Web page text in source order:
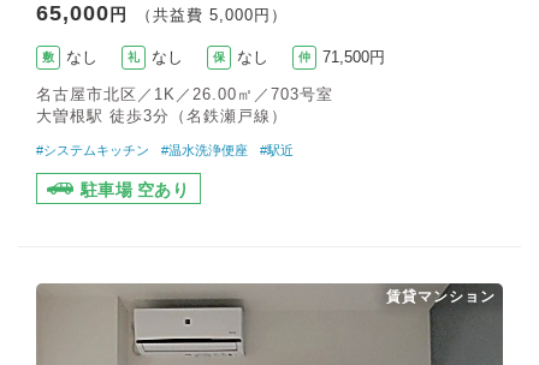
65,000 円 （共益費 5,000円）
敷 なし 礼 なし 保 なし 仲 71,500円
名古屋市北区／1K／26.00㎡／703号室
大曽根駅 徒歩3分（名鉄瀬戸線）
#システムキッチン #温水洗浄便座 #駅近
駐車場 空あり
賃貸マンション